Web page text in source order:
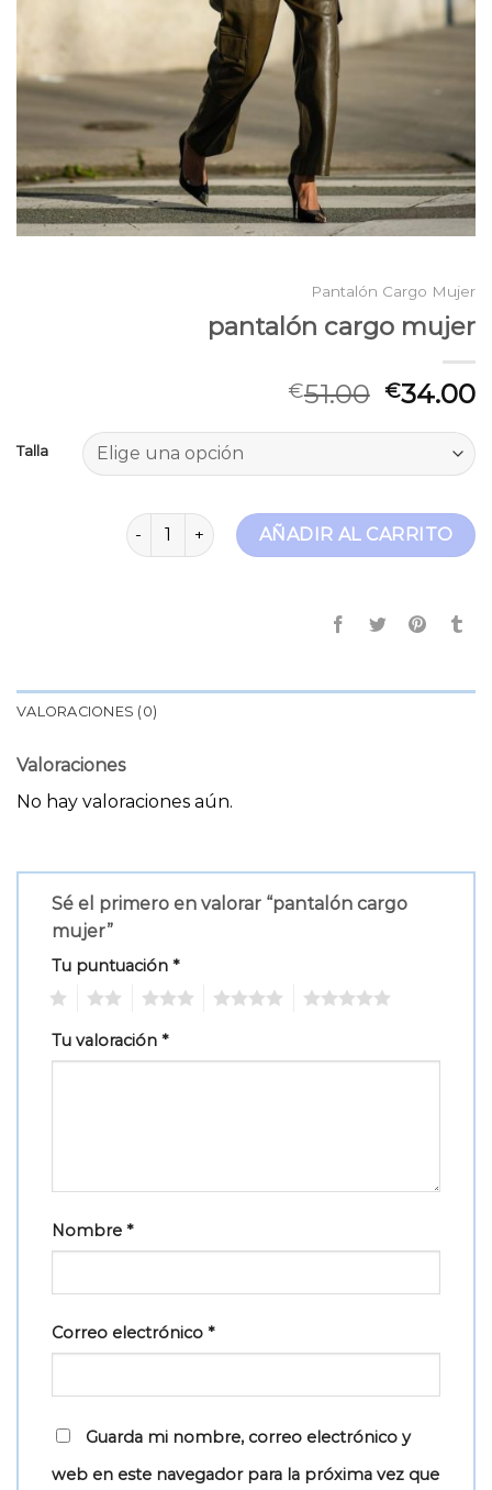
Pantalón Cargo Mujer
pantalón cargo mujer
€51.00 €34.00
Talla
pantalón cargo mujer cantidad
AÑADIR AL CARRITO
VALORACIONES (0)
Valoraciones
No hay valoraciones aún.
Sé el primero en valorar “pantalón cargo
mujer”
Tu puntuación *
Tu valoración *
Nombre *
Correo electrónico *
Guarda mi nombre, correo electrónico y
web en este navegador para la próxima vez que